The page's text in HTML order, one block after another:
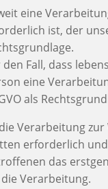
eine
ist, der
den Fall, dass
eine
als
Verarbeitung
erforderlich
das
Verarbeitung.